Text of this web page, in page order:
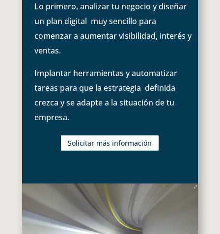
Lo primero, analizar tu negocio y diseñar
un plan digital muy sencillo para
comenzar a aumentar visibilidad, interés y
ventas.
Implantar herramientas y automatizar
tareas para que la estrategia definida
crezca y se adapte a la situación de tu
empresa.
Solicitar más información